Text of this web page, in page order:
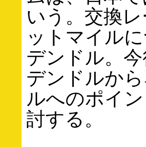
いう。交換
ットマイル
デンドル。
デンドルか
ルへのポイ
討する。